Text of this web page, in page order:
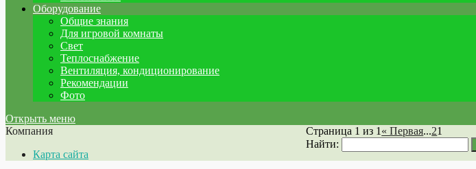
Оборудование
Общие знания
Для игровой комнаты
Свет
Теплоснабжение
Вентиляция, кондиционирование
Рекомендации
Фото
Открыть меню
Страница 1 из 1 « Первая...21
Найти:
Компания
Карта сайта